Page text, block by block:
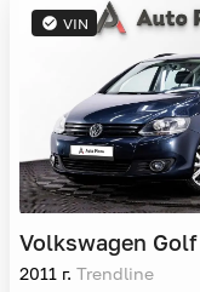
VIN
Volkswagen
2011 г. Trendline